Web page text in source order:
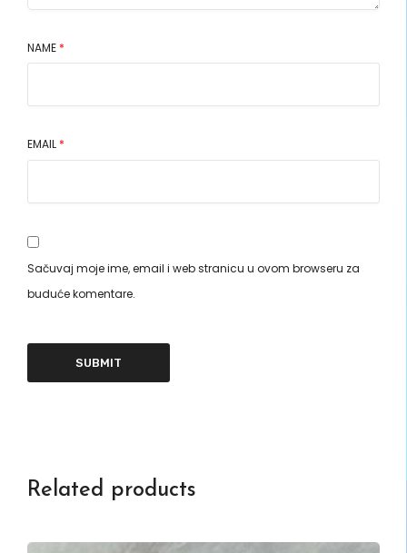
NAME *
EMAIL *
Sačuvaj moje ime, email i web stranicu u ovom browseru za
buduće komentare.
Related products